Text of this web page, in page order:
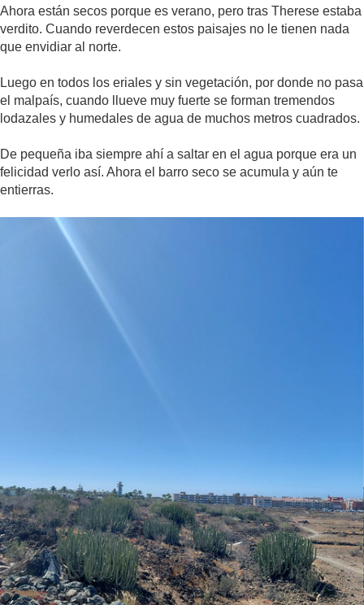
Ahora están secos porque es verano, pero tras Therese estaba
verdito. Cuando reverdecen estos paisajes no le tienen nada
que envidiar al norte.
Luego en todos los eriales y sin vegetación, por donde no pasa
el malpaís, cuando llueve muy fuerte se forman tremendos
lodazales y humedales de agua de muchos metros cuadrados.
De pequeña iba siempre ahí a saltar en el agua porque era un
felicidad verlo así. Ahora el barro seco se acumula y aún te
entierras.